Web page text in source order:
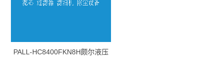
PALL-HC8400FKN8H颇尔液压